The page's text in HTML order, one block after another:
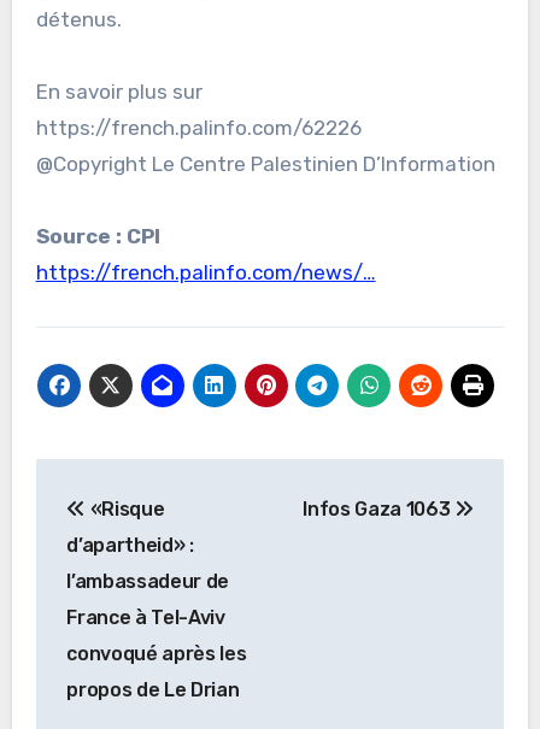
détenus.
En savoir plus sur
https://french.palinfo.com/62226
@Copyright Le Centre Palestinien D’Information
Source : CPI
https://french.palinfo.com/news/…
de
l’article
«Risque
d’apartheid» :
l’ambassadeur de
France à Tel-Aviv
convoqué après les
propos de Le Drian
Infos Gaza 1063